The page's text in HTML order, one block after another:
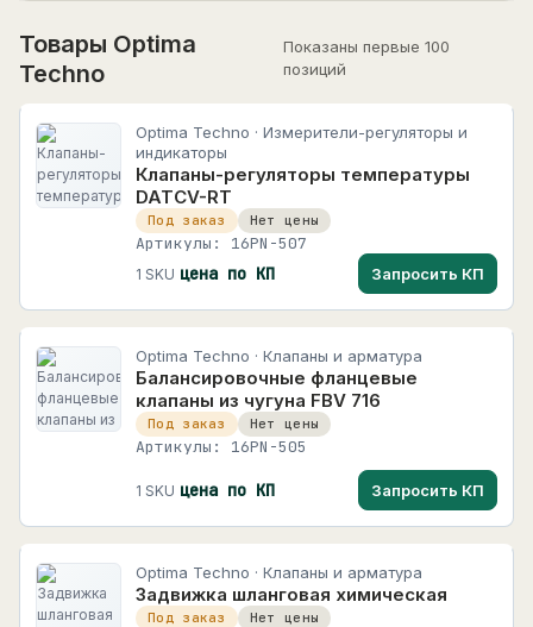
Для ГВС, отопления, вентиляции и котельных
Для пищевых производств
Для управления насосами
Для холодильного оборудования
Для электрических сетей 1
1
Измерители-регуляторы
+ Контрольно-измерительные приборы
Конфигураторы
Модули ввода/вывода 15
реле
Панели оператора
10690 карточек
118 карточек
HUYU
HUYU
192 карточек
INNOCONT
INNORED
458 карточек
INNOVARI
INOMAX
25 карточек
Товары Optima
Techno
Показаны первые 100
позиций
Optima Techno · Измерители-регуляторы и
индикаторы
Клапаны-регуляторы температуры
DATCV-RT
Под заказ Нет цены
Артикулы: 16PN-507
1 SKU цена по КП Запросить КП
Optima Techno · Клапаны и арматура
Балансировочные фланцевые
клапаны из чугуна FBV 716
Под заказ Нет цены
Артикулы: 16PN-505
1 SKU цена по КП Запросить КП
Optima Techno · Клапаны и арматура
Задвижка шланговая химическая
Под заказ Нет цены